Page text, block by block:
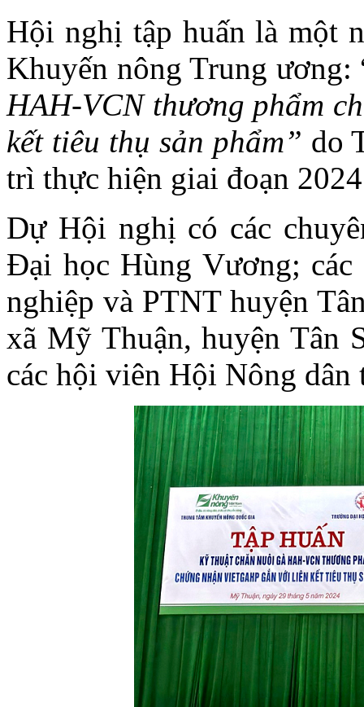
Hội nghị tập huấn là một
Khuyến nông Trung ương:
HAH-VCN thương phẩm
kết tiêu thụ sản phẩm” do
trì thực hiện giai đoạn
Dự Hội nghị có các
Đại học Hùng Vương;
nghiệp và PTNT huyện
xã Mỹ Thuận, huyện Tân
các hội viên Hội Nông dân